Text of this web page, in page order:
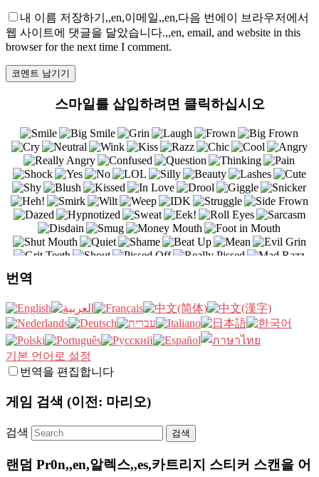
내 이름 저장하기,,en,이메일,,en,다음 번에이 브라우저에서
웹 사이트에 댓글을 달았습니다.,,en, email, and website in this
browser for the next time I comment.
스마일를 삽입하려면 클릭하십시오
번역
기본 언어로 설정
번역을 편집합니다
게임 검색 (이전: 마리오)
검색
랜덤 Pr0n,,en,알렉스,,es,카트리지 스티커 스캔을 어